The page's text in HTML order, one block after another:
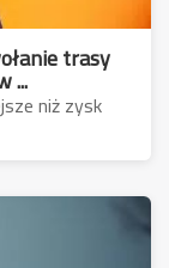
trasy
...
niż zysk